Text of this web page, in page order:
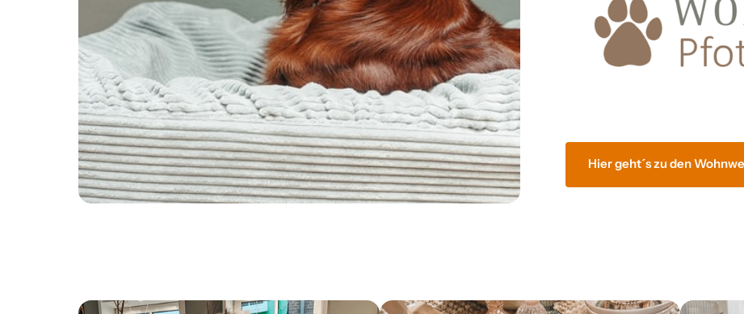
Hier geht´s zu den